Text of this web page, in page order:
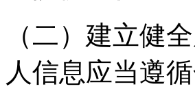
（二）建立健
人信息应当遵